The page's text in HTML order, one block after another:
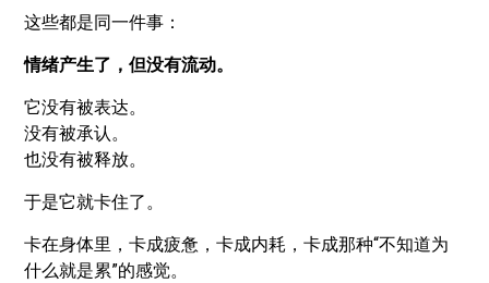
这些都是同一件事：
情绪产生了，但没有流动。
它没有被表达。
没有被承认。
也没有被释放。
于是它就卡住了。
卡在身体里，卡成疲惫，卡成内耗，卡成那种“不知道为
什么就是累”的感觉。